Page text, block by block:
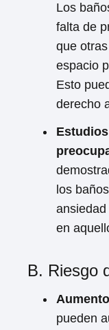
Los
falta de
que
espacio
Esto
derecho
los
en
B. Riesgo
pueden